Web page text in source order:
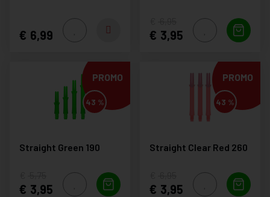
6,99 3,95
PROMO
43 %
Straight Green 190
3,95
PROMO
43 %
Straight Clear Red 260
3,95